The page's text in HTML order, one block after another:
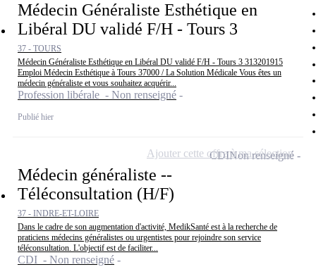
Médecin Généraliste Esthétique en
Libéral DU validé F/H - Tours 3
37 - TOURS
Médecin Généraliste Esthétique en Libéral DU validé F/H - Tours 3 313201915
Emploi Médecin Esthétique à Tours 37000 / La Solution Médicale Vous êtes un
médecin généraliste et vous souhaitez acquérir...
Profession libérale - Non renseigné
Publié hier
Médecin généraliste --
Téléconsultation (H/F)
37 - INDRE-ET-LOIRE
Dans le cadre de son augmentation d'activité, MedikSanté est à la recherche de
praticiens médecins généralistes ou urgentistes pour rejoindre son service
téléconsultation. L'objectif est de faciliter...
CDI - Non renseigné
CDINon renseigné
Ajouter cette offre à ma sélection